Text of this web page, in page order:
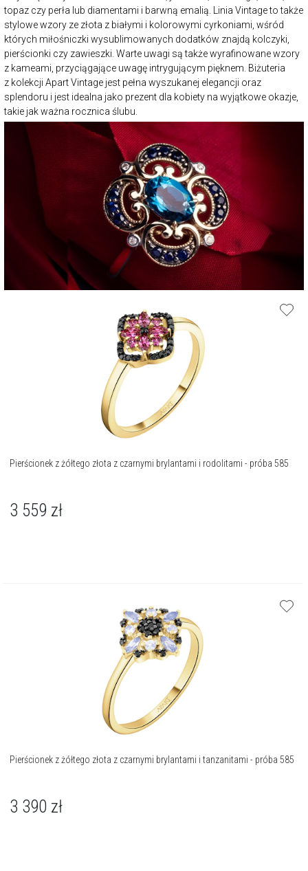
topaz czy perła lub diamentami i barwną emalią. Linia Vintage to także
stylowe wzory ze złota z białymi i kolorowymi cyrkoniami, wśród
których miłośniczki wysublimowanych dodatków znajdą kolczyki,
pierścionki czy zawieszki. Warte uwagi są także wyrafinowane wzory
z kameami, przyciągające uwagę intrygującym pięknem. Biżuteria
z kolekcji Apart Vintage jest pełna wyszukanej elegancji oraz
splendoru i jest idealna jako prezent dla kobiety na wyjątkowe okazje,
takie jak ważna rocznica ślubu.
Pierścionek z żółtego złota z czarnymi brylantami i rodolitami - próba 585
3 559 zł
Pierścionek z żółtego złota z czarnymi brylantami i tanzanitami - próba 585
3 390 zł